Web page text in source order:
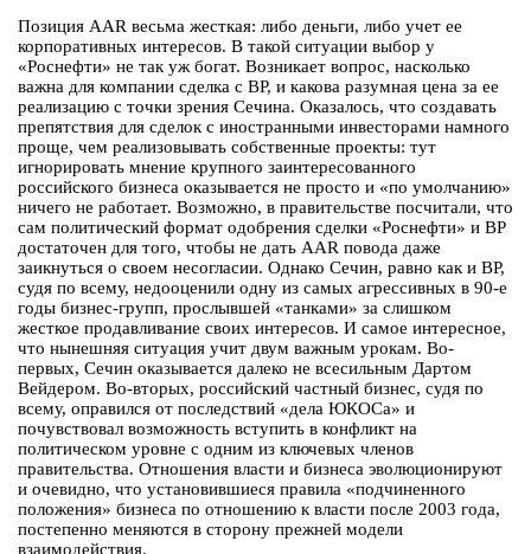
Позиция AAR весьма жесткая: либо деньги, либо учет ее
корпоративных интересов. В такой ситуации выбор у
«Роснефти» не так уж богат. Возникает вопрос, насколько
важна для компании сделка с BP, и какова разумная цена за ее
реализацию с точки зрения Сечина. Оказалось, что создавать
препятствия для сделок с иностранными инвесторами намного
проще, чем реализовывать собственные проекты: тут
игнорировать мнение крупного заинтересованного
российского бизнеса оказывается не просто и «по умолчанию»
ничего не работает. Возможно, в правительстве посчитали, что
сам политический формат одобрения сделки «Роснефти» и BP
достаточен для того, чтобы не дать AAR повода даже
заикнуться о своем несогласии. Однако Сечин, равно как и BP,
судя по всему, недооценили одну из самых агрессивных в 90-е
годы бизнес-групп, прослывшей «танками» за слишком
жесткое продавливание своих интересов. И самое интересное,
что нынешняя ситуация учит двум важным урокам. Во-
первых, Сечин оказывается далеко не всесильным Дартом
Вейдером. Во-вторых, российский частный бизнес, судя по
всему, оправился от последствий «дела ЮКОСа» и
почувствовал возможность вступить в конфликт на
политическом уровне с одним из ключевых членов
правительства. Отношения власти и бизнеса эволюционируют
и очевидно, что установившиеся правила «подчиненного
положения» бизнеса по отношению к власти после 2003 года,
постепенно меняются в сторону прежней модели
взаимодействия.